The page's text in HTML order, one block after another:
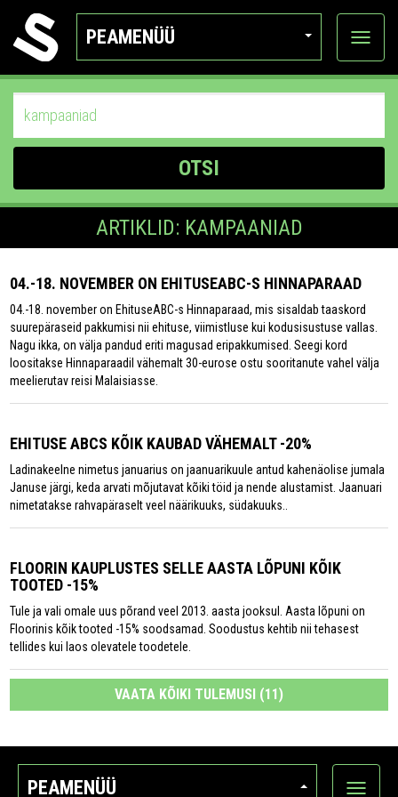
PEAMENÜÜ
Ava
OTSI
ARTIKLID: KAMPAANIAD
04.-18. NOVEMBER ON EHITUSEABC-S HINNAPARAAD
04.-18. november on EhituseABC-s Hinnaparaad, mis sisaldab taaskord
suurepäraseid pakkumisi nii ehituse, viimistluse kui kodusisustuse vallas.
Nagu ikka, on välja pandud eriti magusad eripakkumised. Seegi kord
loositakse Hinnaparaadil vähemalt 30-eurose ostu sooritanute vahel välja
meelierutav reisi Malaisiasse.
EHITUSE ABCS KÕIK KAUBAD VÄHEMALT -20%
Ladinakeelne nimetus januarius on jaanuarikuule antud kahenäolise jumala
Januse järgi, keda arvati mõjutavat kõiki töid ja nende alustamist. Jaanuari
nimetatakse rahvapäraselt veel näärikuuks, südakuuks..
FLOORIN KAUPLUSTES SELLE AASTA LÕPUNI KÕIK
TOOTED -15%
Tule ja vali omale uus põrand veel 2013. aasta jooksul. Aasta lõpuni on
Floorinis kõik tooted -15% soodsamad. Soodustus kehtib nii tehasest
tellides kui laos olevatele toodetele.
VAATA KÕIKI TULEMUSI (11)
PEAMENÜÜ Ava